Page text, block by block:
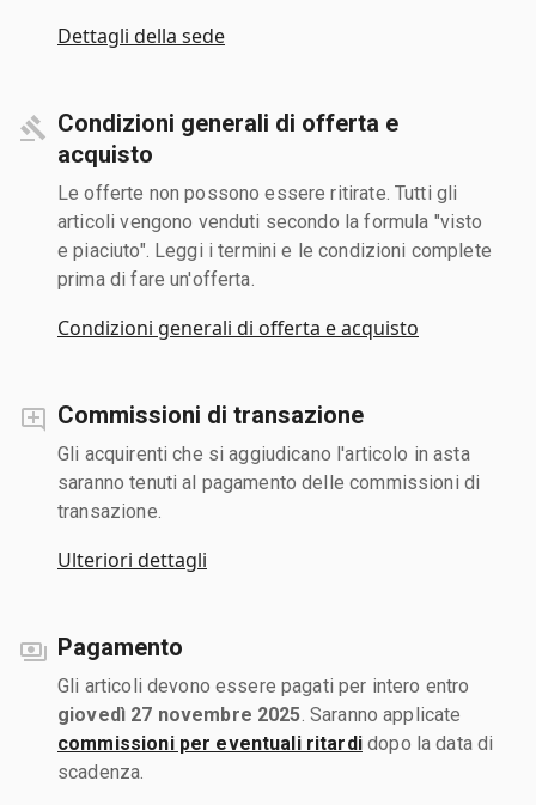
Dettagli della sede
Condizioni generali di offerta e
acquisto
Le offerte non possono essere ritirate. Tutti gli
articoli vengono venduti secondo la formula "visto
e piaciuto". Leggi i termini e le condizioni complete
prima di fare un'offerta.
Condizioni generali di offerta e acquisto
Commissioni di transazione
Gli acquirenti che si aggiudicano l'articolo in asta
saranno tenuti al pagamento delle commissioni di
transazione.
Ulteriori dettagli
Pagamento
Gli articoli devono essere pagati per intero entro
giovedì 27 novembre 2025 . Saranno applicate
commissioni per eventuali ritardidopo la data di
scadenza.